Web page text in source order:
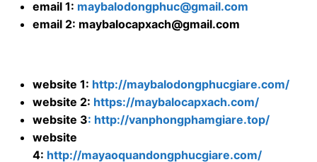
email 1: maybalodongphuc@gmail.com
email 2: maybalocapxach@gmail.com
website 1: http://maybalodongphucgiare.com/
website 2: https://maybalocapxach.com/
website 3: http://vanphongphamgiare.top/
website
4: http://mayaoquandongphucgiare.com/